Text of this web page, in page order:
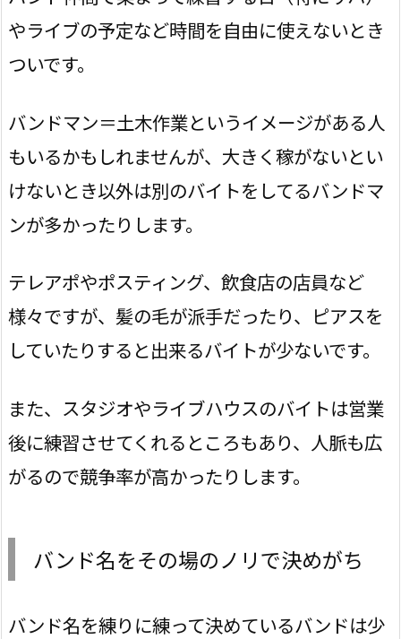
やライブの予定など時間を自由に使えないとき
ついです。
バンドマン＝土木作業というイメージがある人
もいるかもしれませんが、大きく稼がないとい
けないとき以外は別のバイトをしてるバンドマ
ンが多かったりします。
テレアポやポスティング、飲食店の店員など
様々ですが、髪の毛が派手だったり、ピアスを
していたりすると出来るバイトが少ないです。
また、スタジオやライブハウスのバイトは営業
後に練習させてくれるところもあり、人脈も広
がるので競争率が高かったりします。
バンド名をその場のノリで決めがち
バンド名を練りに練って決めているバンドは少